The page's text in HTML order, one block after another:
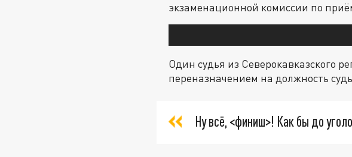
экзаменационной комиссии по
Один судья из Северокавказского
переназначением на должность
Ну всё, <финиш>! Как бы до